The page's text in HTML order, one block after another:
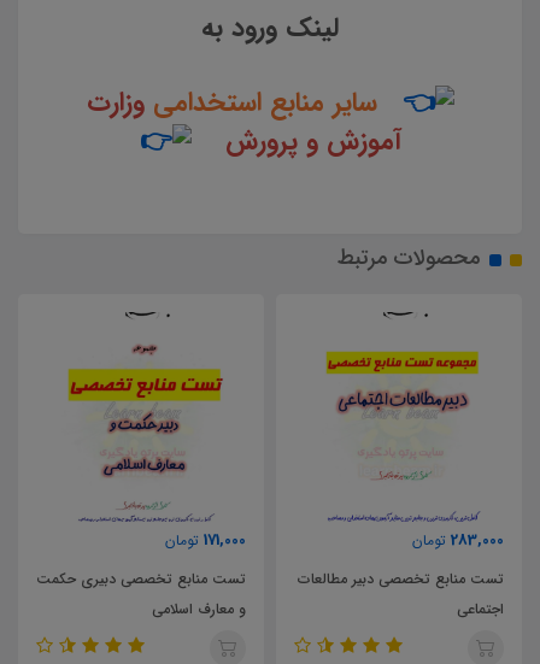
لینک ورود به
سایر منابع استخدامیوزارت
آموزش و پرورش
محصولات مرتبط
283,000 تومان
تست منابع تخصصی دبیر مطالعات
اجتماعی
171,000 تومان
تست منابع تخصصی دبیری حکمت
و معارف اسلامی